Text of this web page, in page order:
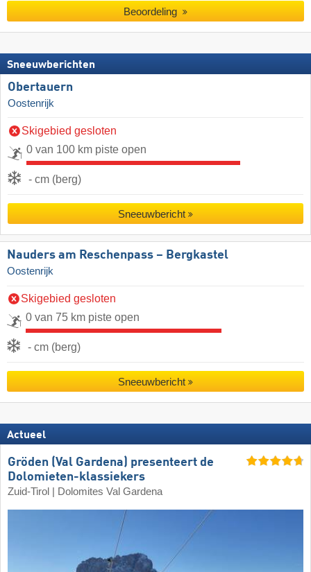
Beoordeling
Sneeuwberichten
Obertauern
Oostenrijk
Skigebied gesloten
0 van 100 km piste open
- cm (berg)
Sneeuwbericht
Nauders am Reschenpass – Bergkastel
Oostenrijk
Skigebied gesloten
0 van 75 km piste open
- cm (berg)
Sneeuwbericht
Actueel
Gröden (Val Gardena) presenteert de
Dolomieten-klassiekers
Zuid-Tirol | Dolomites Val Gardena